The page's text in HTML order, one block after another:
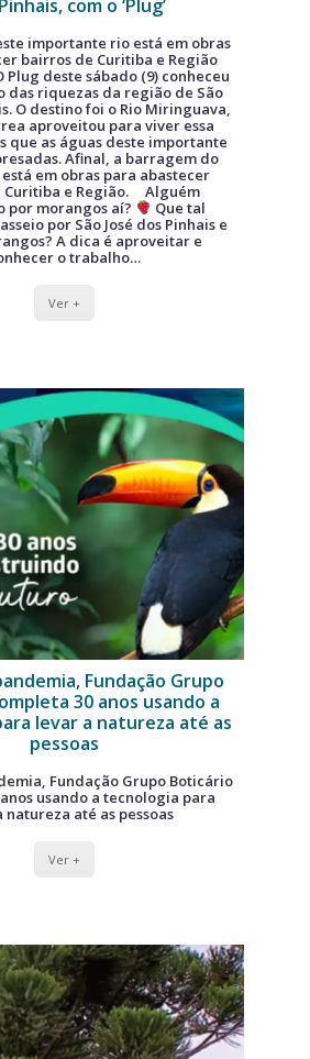
com o ‘Plug’
importante rio está em obras
bairros de Curitiba e Região
deste sábado (9) conheceu
das riquezas da região de São
O destino foi o Rio Miringuava,
aproveitou para viver essa
que as águas deste importante
Afinal, a barragem do
em obras para abastecer
Curitiba e Região. Alguém
por morangos aí?
Que tal
por São José dos Pinhais e
A dica é aproveitar e
o trabalho…
Ver +
Fundação Grupo
30 anos usando a
levar a natureza até as
pessoas
Fundação Grupo Boticário
usando a tecnologia para
natureza até as pessoas
Ver +